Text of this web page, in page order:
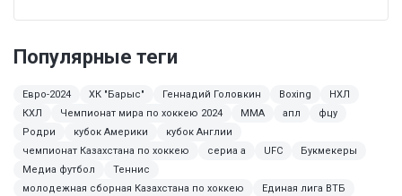
Популярные теги
Евро-2024 ХК "Барыс" Геннадий Головкин Boxing
НХЛ
КХЛ
Чемпионат мира по хоккею 2024 ММА апл
фцу
Родри
кубок Америки
кубок Англии
чемпионат Казахстана по хоккею
сериа а UFC
Букмекеры
Медиа футбол
Теннис
молодежная сборная Казахстана по хоккею
Единая лига ВТБ